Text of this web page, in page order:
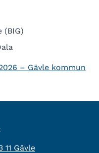
(BIG)
– Gävle kommun
Gävle